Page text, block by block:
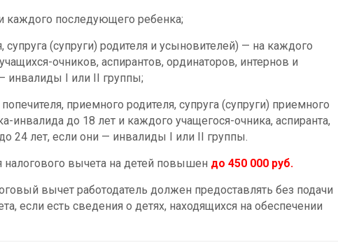
каждого последующего ребенка;
супруга (супруги) родителя и усыновителей) — на каждого
очников, аспирантов, ординаторов, интернов и
инвалиды I или II группы;
приемного родителя, супруга (супруги) приемного
инвалида до 18 лет и каждого учащегося-очника, аспиранта,
24 лет, если они — инвалиды I или II группы.
вычета на детей повышен до 450 000 руб.
вычет работодатель должен предоставлять без подачи
если есть сведения о детях, находящихся на обеспечении